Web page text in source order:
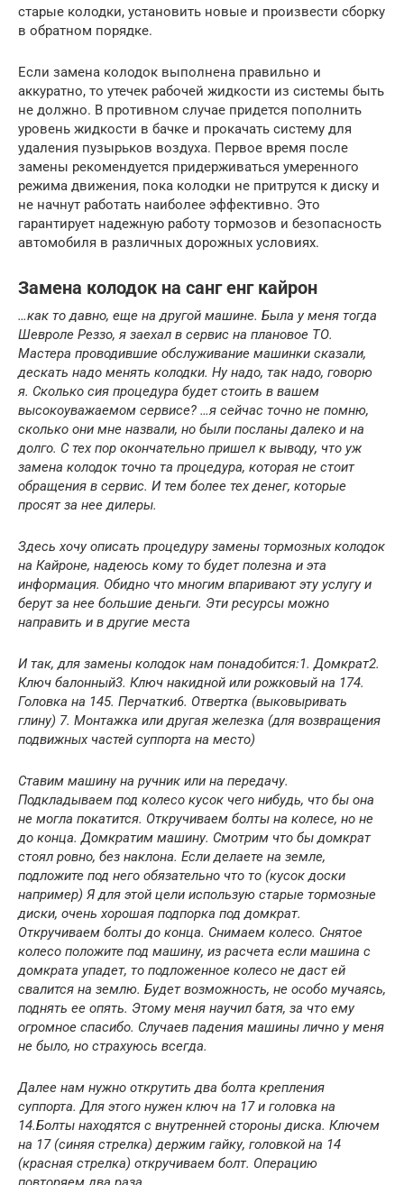
старые колодки, установить новые и произвести сборку
в обратном порядке.
Если замена колодок выполнена правильно и
аккуратно, то утечек рабочей жидкости из системы быть
не должно. В противном случае придется пополнить
уровень жидкости в бачке и прокачать систему для
удаления пузырьков воздуха. Первое время после
замены рекомендуется придерживаться умеренного
режима движения, пока колодки не притрутся к диску и
не начнут работать наиболее эффективно. Это
гарантирует надежную работу тормозов и безопасность
автомобиля в различных дорожных условиях.
Замена колодок на санг енг кайрон
…как то давно, еще на другой машине. Была у меня тогда
Шевроле Реззо, я заехал в сервис на плановое ТО.
Мастера проводившие обслуживание машинки сказали,
дескать надо менять колодки. Ну надо, так надо, говорю
я. Сколько сия процедура будет стоить в вашем
высокоуважаемом сервисе? …я сейчас точно не помню,
сколько они мне назвали, но были посланы далеко и на
долго. С тех пор окончательно пришел к выводу, что уж
замена колодок точно та процедура, которая не стоит
обращения в сервис. И тем более тех денег, которые
просят за нее дилеры.
Здесь хочу описать процедуру замены тормозных колодок
на Кайроне, надеюсь кому то будет полезна и эта
информация. Обидно что многим впаривают эту услугу и
берут за нее большие деньги. Эти ресурсы можно
направить и в другие места
И так, для замены колодок нам понадобится:1. Домкрат2.
Ключ балонный3. Ключ накидной или рожковый на 174.
Головка на 145. Перчатки6. Отвертка (выковыривать
глину) 7. Монтажка или другая железка (для возвращения
подвижных частей суппорта на место)
Ставим машину на ручник или на передачу.
Подкладываем под колесо кусок чего нибудь, что бы она
не могла покатится. Откручиваем болты на колесе, но не
до конца. Домкратим машину. Смотрим что бы домкрат
стоял ровно, без наклона. Если делаете на земле,
подложите под него обязательно что то (кусок доски
например) Я для этой цели использую старые тормозные
диски, очень хорошая подпорка под домкрат.
Откручиваем болты до конца. Снимаем колесо. Снятое
колесо положите под машину, из расчета если машина с
домкрата упадет, то подложенное колесо не даст ей
свалится на землю. Будет возможность, не особо мучаясь,
поднять ее опять. Этому меня научил батя, за что ему
огромное спасибо. Случаев падения машины лично у меня
не было, но страхуюсь всегда.
Далее нам нужно открутить два болта крепления
суппорта. Для этого нужен ключ на 17 и головка на
14.Болты находятся с внутренней стороны диска. Ключем
на 17 (синяя стрелка) держим гайку, головкой на 14
(красная стрелка) откручиваем болт. Операцию